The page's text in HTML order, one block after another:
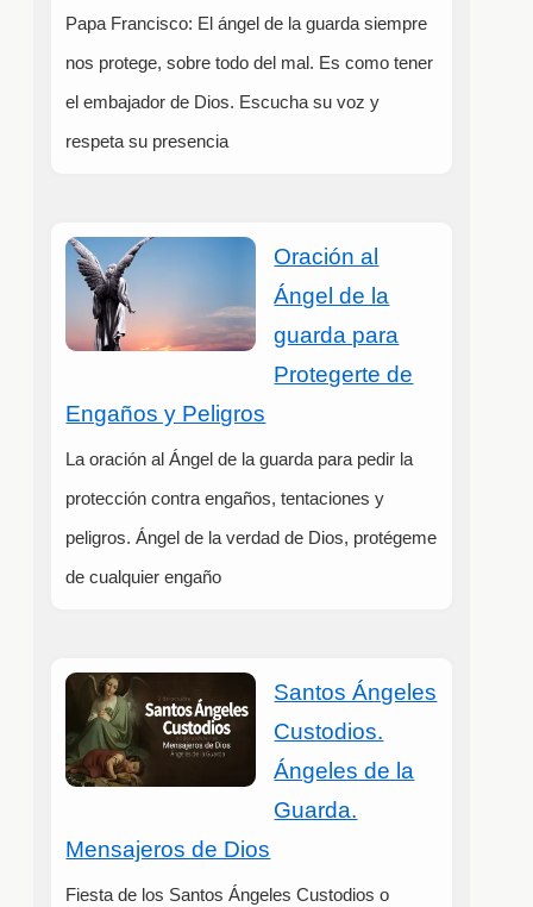
Papa Francisco: El ángel de la guarda siempre
nos protege, sobre todo del mal. Es como tener
el embajador de Dios. Escucha su voz y
respeta su presencia
Oración al
Ángel de la
guarda para
Protegerte de
Engaños y Peligros
La oración al Ángel de la guarda para pedir la
protección contra engaños, tentaciones y
peligros. Ángel de la verdad de Dios, protégeme
de cualquier engaño
Santos Ángeles
Custodios.
Ángeles de la
Guarda.
Mensajeros de Dios
Fiesta de los Santos Ángeles Custodios o